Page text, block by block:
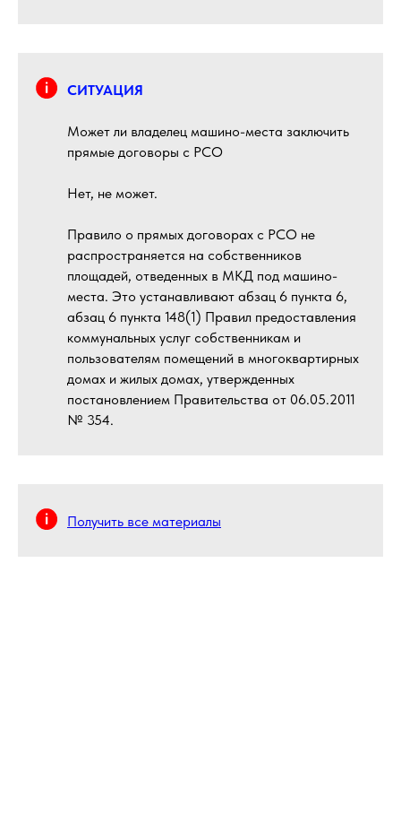
СИТУАЦИЯ
Может ли владелец машино-места заключить
прямые договоры с РСО
Нет, не может.
Правило о прямых договорах с РСО не
распространяется на собственников
площадей, отведенных в МКД под машино-
места. Это устанавливают абзац 6 пункта 6,
абзац 6 пункта 148(1) Правил предоставления
коммунальных услуг собственникам и
пользователям помещений в многоквартирных
домах и жилых домах, утвержденных
постановлением Правительства от 06.05.2011
№ 354.
Получить все материалы